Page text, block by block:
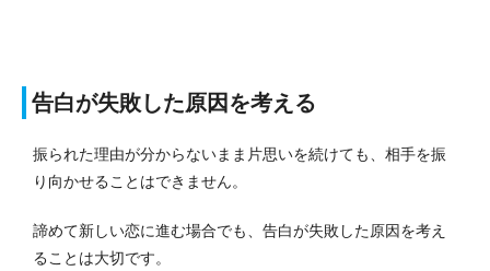
告白が失敗した原因を考える
振られた理由が分からないまま片思いを続けても、相手を振
り向かせることはできません。
諦めて新しい恋に進む場合でも、告白が失敗した原因を考え
ることは大切です。